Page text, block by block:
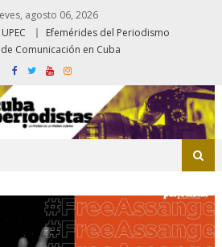
agosto 06, 2026
Efemérides del Periodismo
Comunicación en Cuba